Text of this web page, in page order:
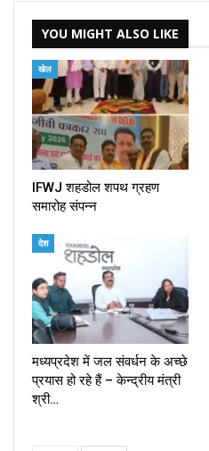
YOU MIGHT ALSO LIKE
खेल
IFWJ शहडोल शपथ ग्रहण
समारोह संपन्न
देश
मध्यप्रदेश में जल संवर्धन के अच्छे
प्रयास हो रहे हैं – केन्द्रीय मंत्री
श्री…